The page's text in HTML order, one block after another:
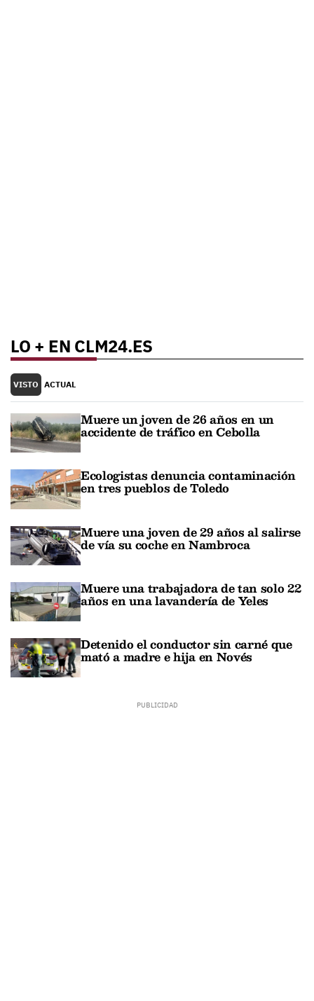
LO + EN CLM24.ES
VISTO ACTUAL
Muere un joven de 26 años en un
accidente de tráfico en Cebolla
Ecologistas denuncia contaminación
en tres pueblos de Toledo
Muere una joven de 29 años al salirse
de vía su coche en Nambroca
Muere una trabajadora de tan solo 22
años en una lavandería de Yeles
Detenido el conductor sin carné que
mató a madre e hija en Novés